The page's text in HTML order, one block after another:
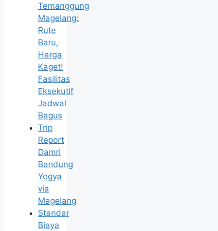
Temanggung
Magelang:
Rute
Baru,
Harga
Kaget!
Fasilitas
Eksekutif
Jadwal
Bagus
Trip
Report
Damri
Bandung
Yogya
via
Magelang
Standar
Biaya